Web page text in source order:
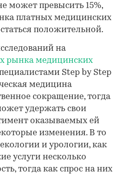
может превысить 15%,
платных медицинских
положительной.
на
рынка медицинских
Step by Step
медицина
сокращение, тогда
удержать свои
оказываемых ей
изменения. В то
и урологии, как
услуги несколько
тогда как спрос на них